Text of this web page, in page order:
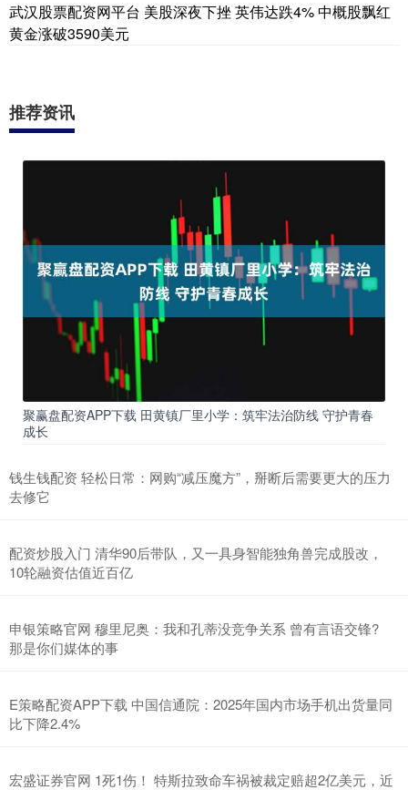
武汉股票配资网平台 美股深夜下挫 英伟达跌4% 中概股飘红
黄金涨破3590美元
推荐资讯
聚赢盘配资APP下载 田黄镇厂里小学：筑牢法治防线 守护青春
成长
钱生钱配资 轻松日常：网购“减压魔方”，掰断后需要更大的压力
去修它
配资炒股入门 清华90后带队，又一具身智能独角兽完成股改，
10轮融资估值近百亿
申银策略官网 穆里尼奥：我和孔蒂没竞争关系 曾有言语交锋?
那是你们媒体的事
E策略配资APP下载 中国信通院：2025年国内市场手机出货量同
比下降2.4%
宏盛证券官网 1死1伤！ 特斯拉致命车祸被裁定赔超2亿美元，近